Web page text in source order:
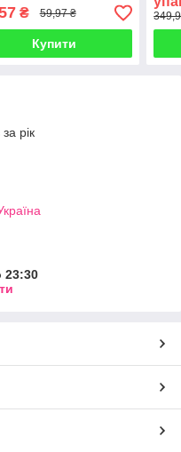
₴ 59,97 ₴
Купити
рік
23:30